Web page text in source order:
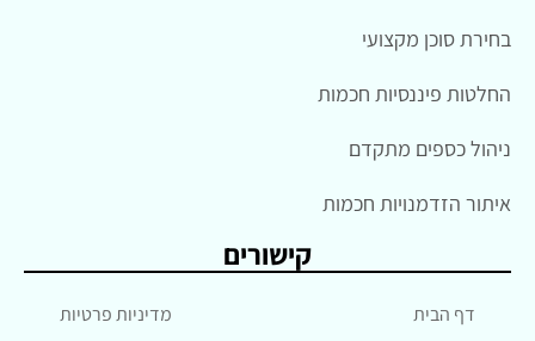
בחירת סוכן מקצועי
החלטות פיננסיות חכמות
ניהול כספים מתקדם
איתור הזדמנויות חכמות
קישורים
דף הבית מדיניות פרטיות